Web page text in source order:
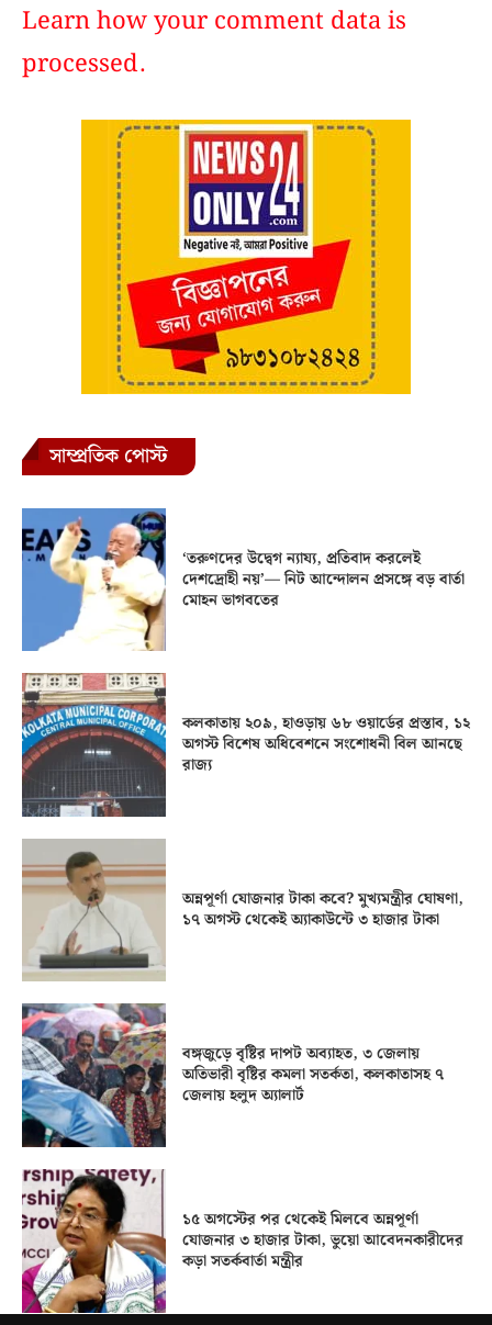
Learn how your comment data is
processed.
সাম্প্রতিক পোস্ট
‘তরুণদের উদ্বেগ ন্যায্য, প্রতিবাদ করলেই
দেশদ্রোহী নয়’— নিট আন্দোলন প্রসঙ্গে বড় বার্তা
মোহন ভাগবতের
কলকাতায় ২০৯, হাওড়ায় ৬৮ ওয়ার্ডের প্রস্তাব, ১২
অগস্ট বিশেষ অধিবেশনে সংশোধনী বিল আনছে
রাজ্য
অন্নপূর্ণা যোজনার টাকা কবে? মুখ্যমন্ত্রীর ঘোষণা,
১৭ অগস্ট থেকেই অ্যাকাউন্টে ৩ হাজার টাকা
বঙ্গজুড়ে বৃষ্টির দাপট অব্যাহত, ৩ জেলায়
অতিভারী বৃষ্টির কমলা সতর্কতা, কলকাতাসহ ৭
জেলায় হলুদ অ্যালার্ট
১৫ অগস্টের পর থেকেই মিলবে অন্নপূর্ণা
যোজনার ৩ হাজার টাকা, ভুয়ো আবেদনকারীদের
কড়া সতর্কবার্তা মন্ত্রীর